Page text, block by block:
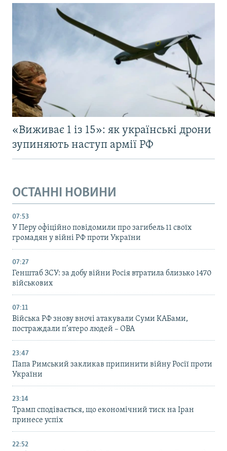
«Виживає 1 із 15»: як українські дрони
зупиняють наступ армії РФ
ОСТАННІ НОВИНИ
07:53
У Перу офіційно повідомили про загибель 11 своїх
громадян у війні РФ проти України
07:27
Генштаб ЗСУ: за добу війни Росія втратила близько 1470
військових
07:11
Війська РФ знову вночі атакували Суми КАБами,
постраждали п’ятеро людей – ОВА
23:47
Папа Римський закликав припинити війну Росії проти
України
23:14
Трамп сподівається, що економічний тиск на Іран
принесе успіх
22:52